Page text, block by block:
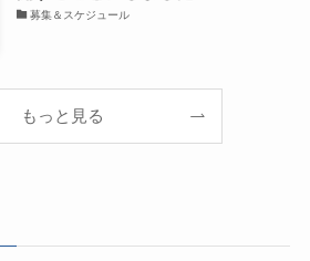
募集＆スケジュール
もっと見る